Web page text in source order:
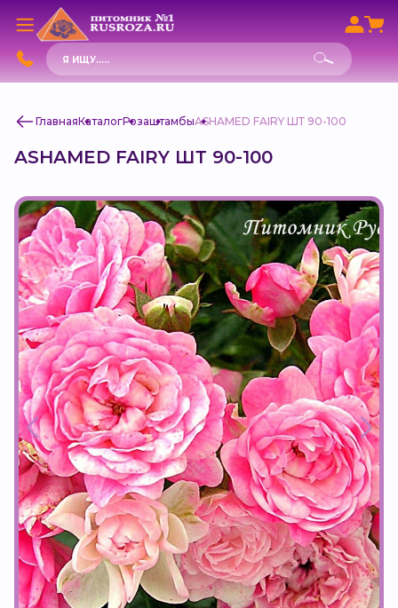
Поиск
товаров
ГлавнаяКаталогРозаштамбыASHAMED FAIRY ШТ 90-100
ASHAMED FAIRY ШТ 90-100